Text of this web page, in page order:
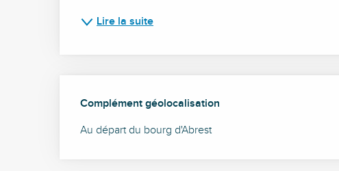
Lire la suite
Complément géolocalisation
Complément géolocalisation
Au départ du bourg d'Abrest